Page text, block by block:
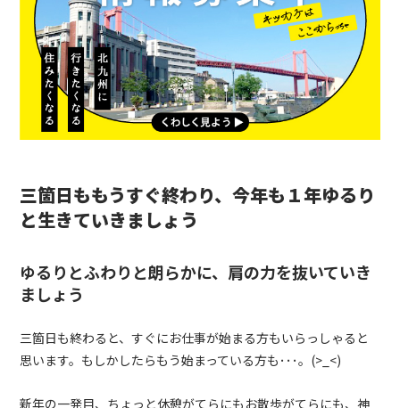
三箇日ももうすぐ終わり、今年も１年ゆるり
と生きていきましょう
ゆるりとふわりと朗らかに、肩の力を抜いていき
ましょう
三箇日も終わると、すぐにお仕事が始まる方もいらっしゃると
思います。もしかしたらもう始まっている方も･･･。 (>_<)
新年の一発目、ちょっと休憩がてらにもお散歩がてらにも、神